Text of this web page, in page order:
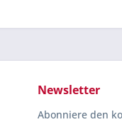
Newsletter
Abonniere den